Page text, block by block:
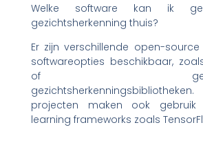
Welke software kan ik
gezichtsherkenning thuis?
Er zijn verschillende open-
softwareopties beschikbaar,
of
projecten maken ook
learning frameworks zoals